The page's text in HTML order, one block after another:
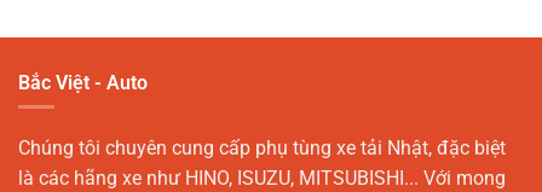
Bắc Việt - Auto
Chúng tôi chuyên cung cấp phụ tùng xe tải Nhật, đặc biệt
là các hãng xe như HINO, ISUZU, MITSUBISHI... Với mong